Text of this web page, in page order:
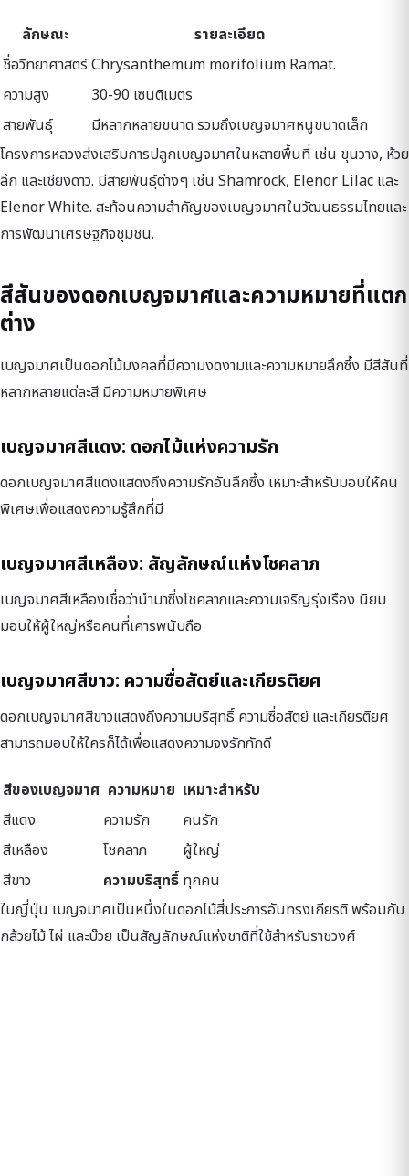
ลักษณะ
รายละเอียด
ชื่อวิทยาศาสตร์Chrysanthemum morifolium Ramat.
ความสูง
30-90 เซนติเมตร
สายพันธุ์
มีหลากหลายขนาด รวมถึงเบญจมาศหนูขนาดเล็ก
โครงการหลวงส่งเสริมการปลูกเบญจมาศในหลายพื้นที่ เช่น ขุนวาง, ห้วย
ลึก และเชียงดาว. มีสายพันธุ์ต่างๆ เช่น Shamrock, Elenor Lilac และ
Elenor White. สะท้อนความสำคัญของเบญจมาศในวัฒนธรรมไทยและ
การพัฒนาเศรษฐกิจชุมชน.
สีสันของดอกเบญจมาศและความหมายที่แตก
ต่าง
เบญจมาศเป็นดอกไม้มงคลที่มีความงดงามและความหมายลึกซึ้ง มีสีสันที่
หลากหลายแต่ละสี มีความหมายพิเศษ
เบญจมาศสีแดง: ดอกไม้แห่งความรัก
ดอกเบญจมาศสีแดงแสดงถึงความรักอันลึกซึ้ง เหมาะสำหรับมอบให้คน
พิเศษเพื่อแสดงความรู้สึกที่มี
เบญจมาศสีเหลือง: สัญลักษณ์แห่งโชคลาภ
เบญจมาศสีเหลืองเชื่อว่านำมาซึ่งโชคลาภและความเจริญรุ่งเรือง นิยม
มอบให้ผู้ใหญ่หรือคนที่เคารพนับถือ
เบญจมาศสีขาว: ความซื่อสัตย์และเกียรติยศ
ดอกเบญจมาศสีขาวแสดงถึงความบริสุทธิ์ ความซื่อสัตย์ และเกียรติยศ
สามารถมอบให้ใครก็ได้เพื่อแสดงความจงรักภักดี
สีของเบญจมาศ ความหมาย เหมาะสำหรับ
สีแดง
ความรัก
คนรัก
สีเหลือง
โชคลาภ
ผู้ใหญ่
สีขาว
ความบริสุทธิ์ ทุกคน
ในญี่ปุ่น เบญจมาศเป็นหนึ่งในดอกไม้สี่ประการอันทรงเกียรติ พร้อมกับ
กล้วยไม้ ไผ่ และบ๊วย เป็นสัญลักษณ์แห่งชาติที่ใช้สำหรับราชวงศ์